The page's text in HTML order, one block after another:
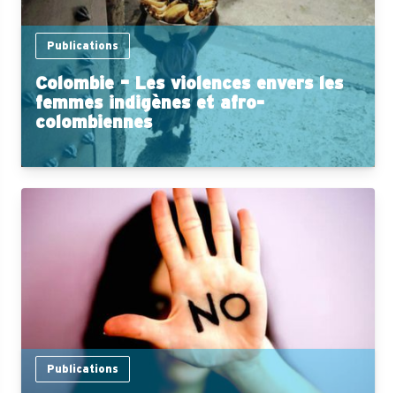
Publications
Colombie – Les violences envers les
femmes indigènes et afro-
colombiennes
Publications